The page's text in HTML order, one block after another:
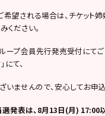
希望される場合は、チケット
ください。
ープ会員先行発売受付にてご
にて、
ませんので、安心してお申
発表は、8月13日(月) 17:00